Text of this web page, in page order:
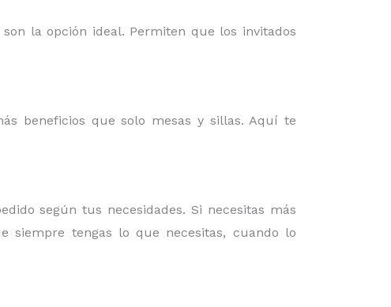
la opción ideal. Permiten que los invitados
beneficios que solo mesas y sillas. Aquí te
según tus necesidades. Si necesitas más
siempre tengas lo que necesitas, cuando lo